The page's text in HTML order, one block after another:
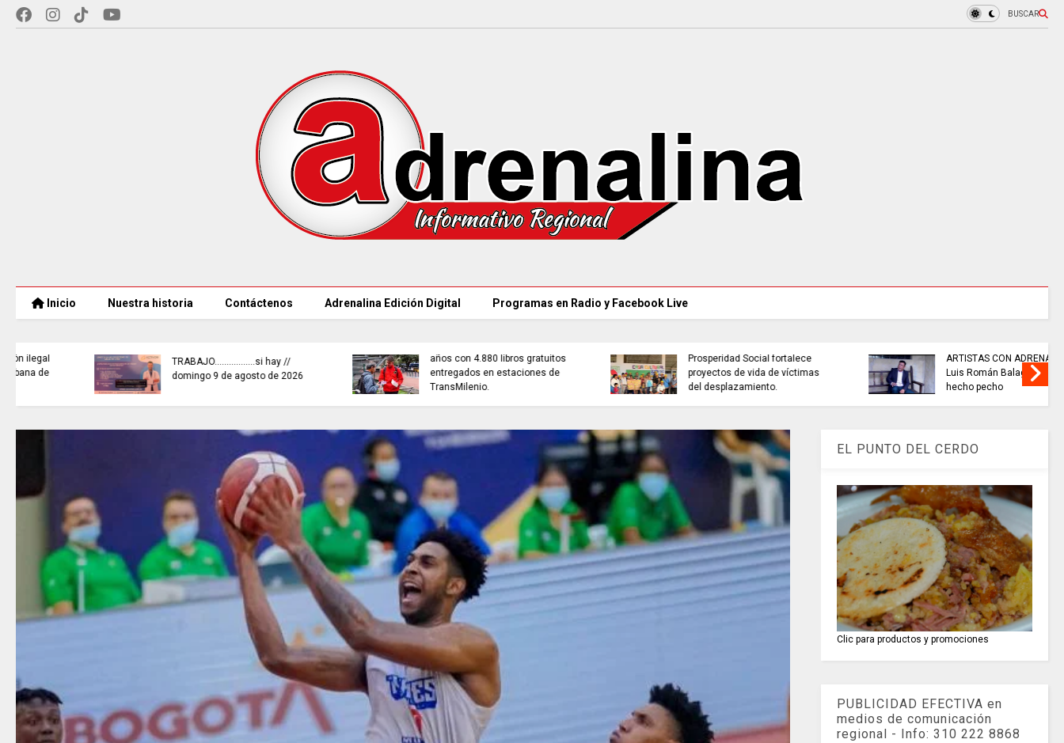
BUSCAR
Inicio Nuestra historia Contáctenos Adrenalina Edición Digital Programas en Radio y Facebook Live
ARTISTAS CON ADRENALINA //
Luis Román Balagay / A lo
hecho pecho
ExpoEmpleo SENA Joven 2026,
1.220 disponibles para
Cundinamarca.
NEUSA ABRE sus aguas para el
segundo festival náutico de
2026.
TRABAJO............si hay // sábado
8 de agosto
EL PUNTO DEL CERDO
Clic para productos y promociones
PUBLICIDAD EFECTIVA en
medios de comunicación
regional - Info: 310 222 8868